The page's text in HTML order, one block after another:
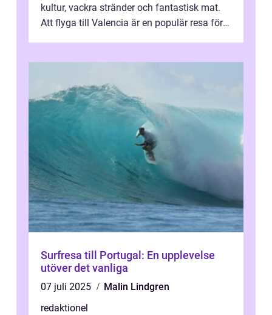
kultur, vackra stränder och fantastisk mat.
Att flyga till Valencia är en populär resa för
Surfresa till Portugal: En upplevelse
utöver det vanliga
07 juli 2025
Malin Lindgren
redaktionel